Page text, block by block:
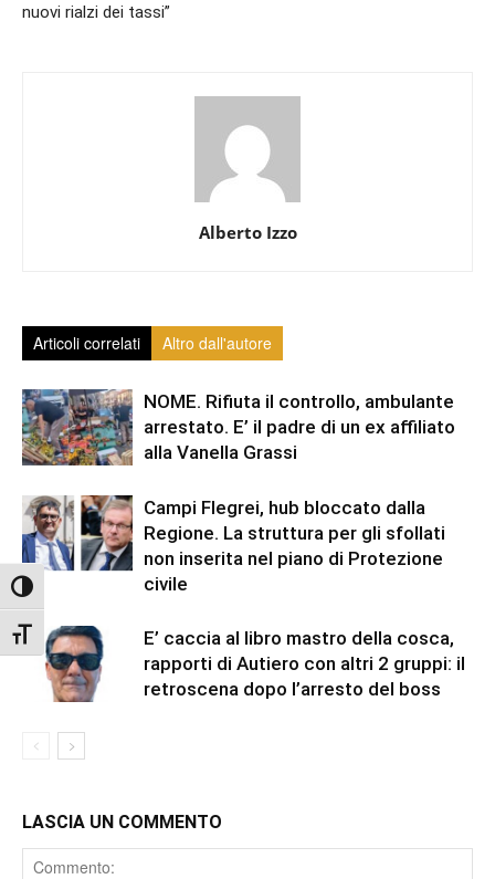
Attiva/disattiva alto contrasto
Attiva/disattiva dimensione testo
nuovi rialzi dei tassi”
Alberto Izzo
Articoli correlati Altro dall'autore
NOME. Rifiuta il controllo, ambulante
arrestato. E’ il padre di un ex affiliato
alla Vanella Grassi
Campi Flegrei, hub bloccato dalla
Regione. La struttura per gli sfollati
non inserita nel piano di Protezione
civile
E’ caccia al libro mastro della cosca,
rapporti di Autiero con altri 2 gruppi: il
retroscena dopo l’arresto del boss
LASCIA UN COMMENTO
Comment